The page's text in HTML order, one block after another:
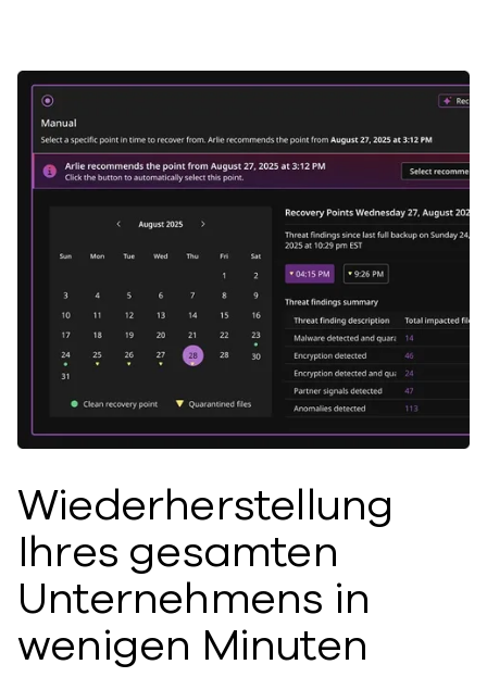
Wiederherstellung
Ihres gesamten
Unternehmens in
wenigen Minuten